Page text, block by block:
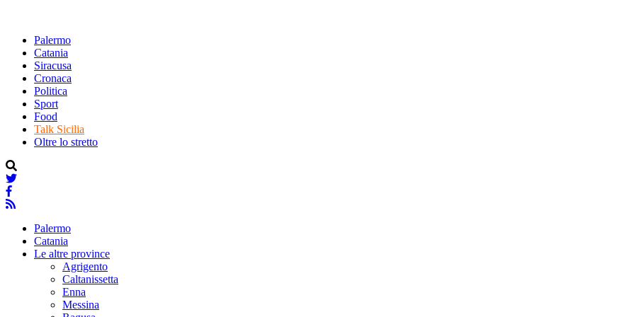
Palermo
Catania
Siracusa
Cronaca
Politica
Sport
Food
Talk Sicilia
Oltre lo stretto
Palermo
Catania
Le altre province
Agrigento
Caltanissetta
Enna
Messina